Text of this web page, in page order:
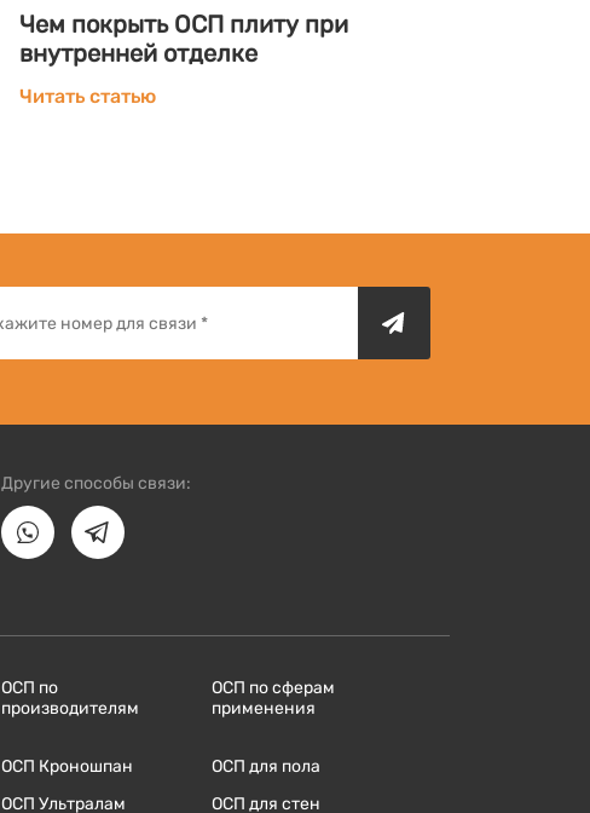
Чем покрыть ОСП плиту при
внутренней отделке
Читать статью
Другие способы связи:
ОСП по
производителям
ОСП Кроношпан
ОСП Ультралам
ОСП по сферам
применения
ОСП для пола
ОСП для стен